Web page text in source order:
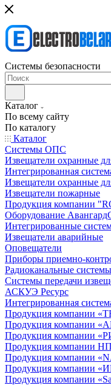
Системы безопасности
Каталог
По всему сайту
По каталогу
Каталог
Системы ОПС
Извещатели охранные
Интегрированная
Извещатели охранные
Извещатели пожарные
Продукция компании
Оборудование
Интегрированные
Извещатели аварийные
Оповещатели
Приборы приемно-
Радиоканальные системы
Системы передачи
АСКУЭ Ресурс
Интегрированная
Продукция компании
Продукция компании
Продукция компании
Продукция компании
Продукция компании
Продукция компании
Продукция компании